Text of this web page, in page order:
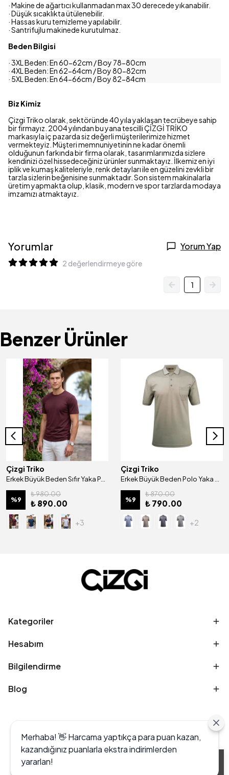
· Makine de ağartıcı kullanmadan max 30 derecede yıkanabilir.
· Düşük sıcaklıkta ütülenebilir.
· Hassas kuru temizleme yapılabilir.
· Santrifujlu makinede kurutulmaz.
Beden Bilgisi
· 3XL Beden: En 60-62cm / Boy 78-80cm
· 4XL Beden: En 62-64cm / Boy 80-82cm
· 5XL Beden: En 64-66cm / Boy 82-84cm
Biz Kimiz
Çizgi Triko olarak, sektöründe 40 yıla yaklaşan tecrübeye sahip
bir firmayız. 2004 yılından bu yana tescilli ÇİZGİ TRİKO
markasıyla iç pazarda siz değerli müşterilerimize hizmet
vermekteyiz. Müşteri memnuniyetinin ne kadar önemli
olduğunun farkında bir firma olarak, tasarımlarımızda sizlere
kendinizi özel hissedeceğiniz ürünler sunmaktayız. İlkemiz en iyi
iplik ve kumaş kaliteleriyle, renk detayları ile en güzelini zevkli bir
tarzla sizlerin beğenisine sunmaktadır. Son sistem makinalarla
üretim yapmakta olup, klasik, modern ve spor tarzlarda modaya
imzamızı atmaktayız.
Yorumlar Yorum Yap
2 değerlendirmeye göre
1
Benzer Ürünler
Çizgi Triko
Erkek Büyük Beden Sıfır Yaka Pamuklu Tişört Merserize Klasik Kalıp - 5110 BAT
%9
₺ 980.00
₺ 890.00
+3
Çizgi Triko
Erkek Büyük Beden Polo Yaka Düğmeli Cepli Tişört Klasik Kalıp - 4931BAT
%9
₺ 870.00
₺ 790.00
+2
Kategoriler
Hesabım
Bilgilendirme
Blog
Merhaba! 👋 Harcama yaptıkça para puan kazan,
kazandığınız puanlarla ekstra indirimlerden
yararlan!